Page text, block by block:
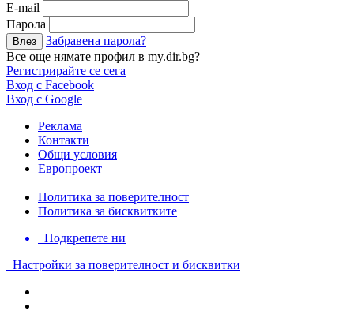
Е-mail
Парола
Забравена парола?
Все още нямате профил в my.dir.bg?
Регистрирайте се сега
Вход с Facebook
Вход с Google
Реклама
Контакти
Общи условия
Европроект
Политика за поверителност
Политика за бисквитките
Подкрепете ни
Настройки за поверителност и бисквитки